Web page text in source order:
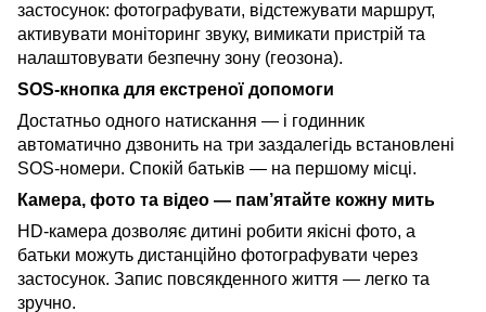
застосунок: фотографувати, відстежувати маршрут,
активувати моніторинг звуку, вимикати пристрій та
налаштовувати безпечну зону (геозона).
SOS-кнопка для екстреної допомоги
Достатньо одного натискання — і годинник
автоматично дзвонить на три заздалегідь встановлені
SOS-номери. Спокій батьків — на першому місці.
Камера, фото та відео — пам’ятайте кожну мить
HD-камера дозволяє дитині робити якісні фото, а
батьки можуть дистанційно фотографувати через
застосунок. Запис повсякденного життя — легко та
зручно.